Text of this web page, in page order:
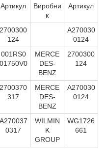
Артикул
Виробни
к
Артикул
2700300
124
A270030
0124
001RS0
01750V0
MERCE
DES-
BENZ
2700300
124
2700370
317
MERCE
DES-
BENZ
A270030
0124
A270037
0317
WILMIN
K
GROUP
WG1726
661